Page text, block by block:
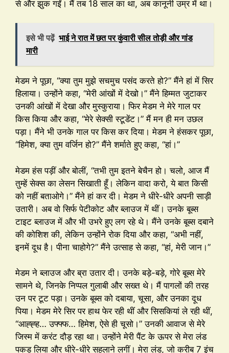
से और झुक गईं। मैं तब 18 साल का था, अब कानूनी उम्र में था।
इसे भी पढ़ें भाई ने रात में छत पर कुंवारी सील तोड़ी और गांड
मारी
मेडम ने पूछा, “क्या तुम मुझे सचमुच पसंद करते हो?” मैंने हां में सिर
हिलाया। उन्होंने कहा, “मेरी आंखों में देखो।” मैंने हिम्मत जुटाकर
उनकी आंखों में देखा और मुस्कुराया। फिर मेडम ने मेरे गाल पर
किस किया और कहा, “मेरे सेक्सी स्टूडेंट।” मैं मन ही मन उछल
पड़ा। मैंने भी उनके गाल पर किस कर दिया। मेडम ने हंसकर पूछा,
“हिमेश, क्या तुम वर्जिन हो?” मैंने शर्माते हुए कहा, “हां।”
मेडम हंस पड़ीं और बोलीं, “तभी तुम इतने बेचैन हो। चलो, आज मैं
तुम्हें सेक्स का लेसन सिखाती हूँ। लेकिन वादा करो, ये बात किसी
को नहीं बताओगे।” मैंने हां कर दी। मेडम ने धीरे-धीरे अपनी साड़ी
उतारी। अब वो सिर्फ पेटीकोट और ब्लाउज में थीं। उनके बूब्स
टाइट ब्लाउज में और भी उभरे हुए लग रहे थे। मैंने उनके बूब्स दबाने
की कोशिश की, लेकिन उन्होंने रोक दिया और कहा, “अभी नहीं,
इनमें दूध है। पीना चाहोगे?” मैंने उत्साह से कहा, “हां, मेरी जान।”
मेडम ने ब्लाउज और ब्रा उतार दी। उनके बड़े-बड़े, गोरे बूब्स मेरे
सामने थे, जिनके निप्पल गुलाबी और सख्त थे। मैं पागलों की तरह
उन पर टूट पड़ा। उनके बूब्स को दबाया, चूसा, और उनका दूध
पिया। मेडम मेरे सिर पर हाथ फेर रही थीं और सिसकियां ले रही थीं,
“आह्ह्ह… उफ्फ्फ… हिमेश, ऐसे ही चूसो।” उनकी आवाज से मेरे
जिस्म में करंट दौड़ रहा था। उन्होंने मेरी पैंट के ऊपर से मेरा लंड
पकड़ लिया और धीरे-धीरे सहलाने लगीं। मेरा लंड, जो करीब 7 इंच